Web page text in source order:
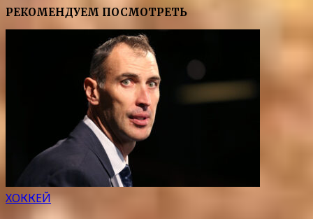
РЕКОМЕНДУЕМ ПОСМОТРЕТЬ
ХОККЕЙ